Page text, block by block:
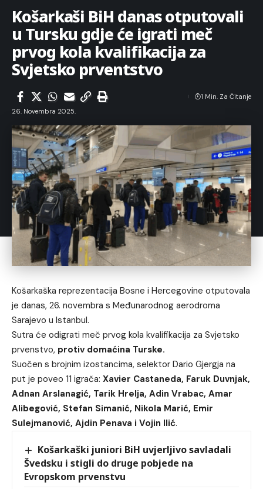
Košarkaši BiH danas otputovali
u Tursku gdje će igrati meč
prvog kola kvalifikacija za
Svjetsko prventstvo
26. Novembra 2025.
1 Min. Za Čitanje
Košarkaška reprezentacija Bosne i Hercegovine otputovala
je danas, 26. novembra s Međunarodnog aerodroma
Sarajevo u Istanbul.
Sutra će odigrati meč prvog kola kvalifikacija za Svjetsko
prvenstvo, protiv domaćina Turske.
Suočen s brojnim izostancima, selektor Dario Gjergja na
put je poveo 11 igrača: Xavier Castaneda, Faruk Duvnjak,
Adnan Arslanagić, Tarik Hrelja, Adin Vrabac, Amar
Alibegović, Stefan Simanić, Nikola Marić, Emir
Sulejmanović, Ajdin Penava i Vojin Ilić.
Košarkaški juniori BiH uvjerljivo savladali
Švedsku i stigli do druge pobjede na
Evropskom prvenstvu